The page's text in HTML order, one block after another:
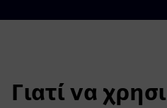
Γιατί να